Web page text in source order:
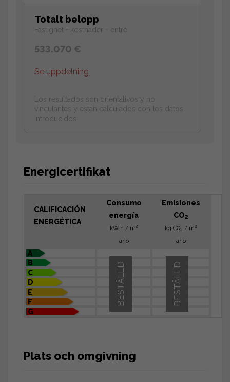
Totalt belopp
Fastighet + kostnader - entré
533.070 €
Se uppdelning
Los resultados son orientativos y no
vinculantes y estan calculados con los datos
introducidos.
Energicertifikat
CALIFICACIÓN
ENERGÉTICA
Consumo
energía
kW h / m2
año
Emisiones
CO2
kg CO2 / m2
año
A
B
C
D
E
F
G
BESTÄLLD
BESTÄLLD
Plats och omgivning